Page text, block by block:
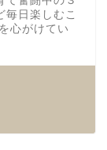
毎日楽しむこ
心がけてい